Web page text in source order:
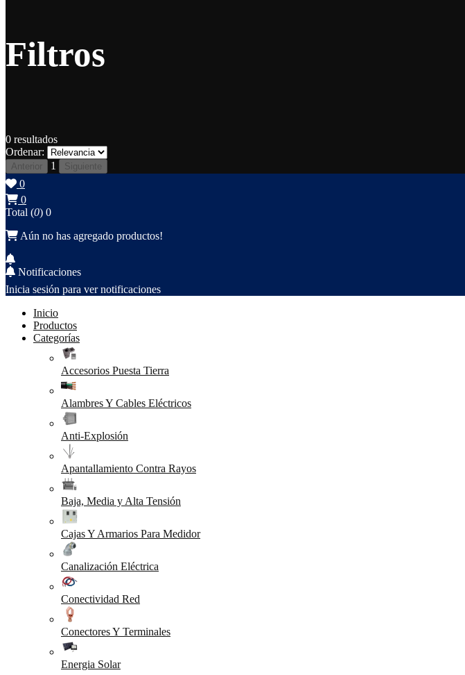
Filtros
0 resultados
Ordenar:
Anterior 1 Siguiente
0
0
Total (0) 0
Aún no has agregado productos!
Notificaciones
Inicia sesión para ver notificaciones
Inicio
Productos
Categorías
Accesorios Puesta Tierra
Alambres Y Cables Eléctricos
Anti-Explosión
Apantallamiento Contra Rayos
Baja, Media y Alta Tensión
Cajas Y Armarios Para Medidor
Canalización Eléctrica
Conectividad Red
Conectores Y Terminales
Energia Solar